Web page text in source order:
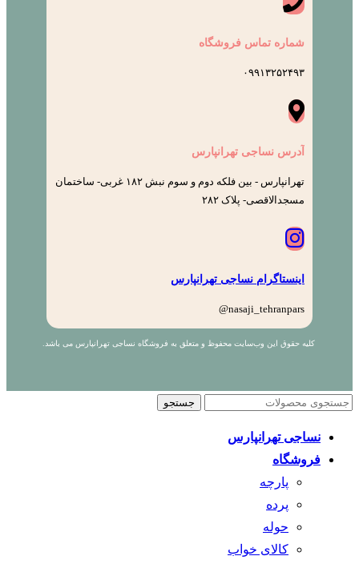
شماره تماس فروشگاه
۰۹۹۱۳۲۵۲۴۹۳
آدرس نساجی تهرانپارس
تهرانپارس - بین فلکه دوم و سوم نبش ۱۸۲ غربی- ساختمان
مسجدالاقصی- پلاک ۲۸۲
اینستاگرام نساجی تهرانپارس
nasaji_tehranpars@
کلیه حقوق این وب‌سایت محفوظ و متعلق به فروشگاه نساجی تهرانپارس می باشد.
جستجو
نساجی تهرانپارس
فروشگاه
پارچه
پرده
حوله
کالای خواب